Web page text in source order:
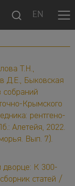
EN
Т.Н.,
Д.Е., Быковская
собраний
Крымского
рентгено-
Алетейя, 2022.
Вып. 7).
дворце: К 300-
статей /